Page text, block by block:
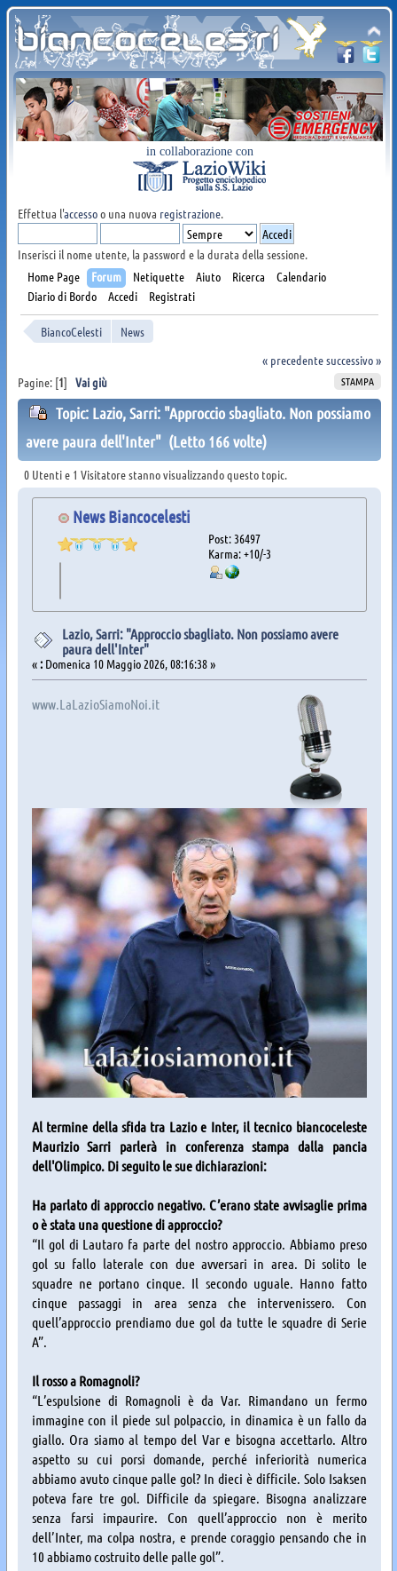
in collaborazione con
Effettua l'accessoo una nuova registrazione.
Inserisci il nome utente, la password e la durata della sessione.
Home Page
Forum Netiquette Aiuto Ricerca
Calendario
Diario di Bordo
Accedi Registrati
BiancoCelesti
News
« precedentesuccessivo »
STAMPA
Pagine: [1] Vai giù
Topic: Lazio, Sarri: "Approccio sbagliato. Non possiamo
avere paura dell'Inter" (Letto 166 volte)
0 Utenti e 1 Visitatore stanno visualizzando questo topic.
News Biancocelesti
Post: 36497
Karma: +10/-3
Lazio, Sarri: "Approccio sbagliato. Non possiamo avere
paura dell'Inter"
«:Domenica 10 Maggio 2026, 08:16:38 »
www.LaLazioSiamoNoi.it
Al termine della sfida tra Lazio e Inter, il tecnico biancoceleste
Maurizio Sarri parlerà in conferenza stampa dalla pancia
dell'Olimpico. Di seguito le sue dichiarazioni:
Ha parlato di approccio negativo. C’erano state avvisaglie prima
o è stata una questione di approccio?
“Il gol di Lautaro fa parte del nostro approccio. Abbiamo preso
gol su fallo laterale con due avversari in area. Di solito le
squadre ne portano cinque. Il secondo uguale. Hanno fatto
cinque passaggi in area senza che intervenissero. Con
quell’approccio prendiamo due gol da tutte le squadre di Serie
A”.
Il rosso a Romagnoli?
“L’espulsione di Romagnoli è da Var. Rimandano un fermo
immagine con il piede sul polpaccio, in dinamica è un fallo da
giallo. Ora siamo al tempo del Var e bisogna accettarlo. Altro
aspetto su cui porsi domande, perché inferiorità numerica
abbiamo avuto cinque palle gol? In dieci è difficile. Solo Isaksen
poteva fare tre gol. Difficile da spiegare. Bisogna analizzare
senza farsi impaurire. Con quell’approccio non è merito
dell’Inter, ma colpa nostra, e prende coraggio pensando che in
10 abbiamo costruito delle palle gol”.